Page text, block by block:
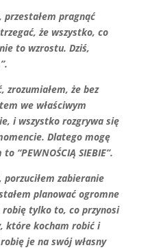
przestałem pragnąć
że wszystko, co
to wzrostu. Dziś,
zrozumiałem, że bez
we właściwym
i wszystko rozgrywa się
Dlatego mogę
“PEWNOŚCIĄ SIEBIE”.
porzuciłem zabieranie
planować ogromne
robię tylko to, co przynosi
które kocham robić i
je na swój własny